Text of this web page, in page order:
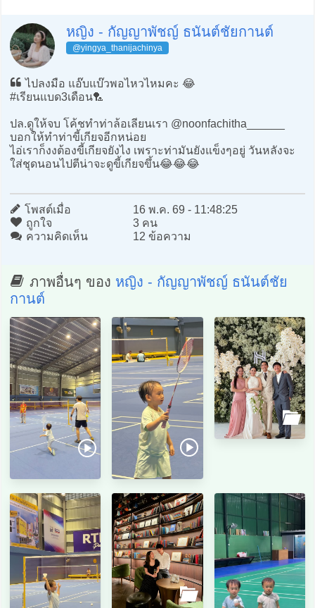
หญิง - กัญญาพัชญ์ ธนันต์ชัยกานต์
@yingya_thanijachinya
ไปลงมือ แอ๊บแบ๊วพอไหวไหมคะ 😂
#เรียนแบด3เดือน🏸
ปล.ดูให้จบ โค้ชทำท่าล้อเลียนเรา @noonfachitha______
บอกให้ทำท่าขี้เกียจอีกหน่อย
ไอ่เราก็งงต้องขี้เกียจยังไง เพราะท่ามันยังแข็งๆอยู่ วันหลังจะ
ใส่ชุดนอนไปตีน่าจะดูขี้เกียจขึ้น😂😂😂
โพสต์เมื่อ
16 พ.ค. 69 - 11:48:25
ถูกใจ
3 คน
ความคิดเห็น
12 ข้อความ
ภาพอื่นๆ ของ หญิง - กัญญาพัชญ์ ธนันต์ชัย
กานต์